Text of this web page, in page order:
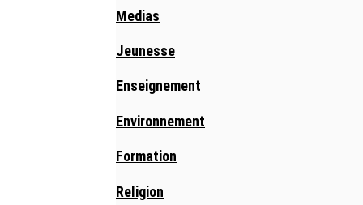
Medias
Jeunesse
Enseignement
Environnement
Formation
Religion